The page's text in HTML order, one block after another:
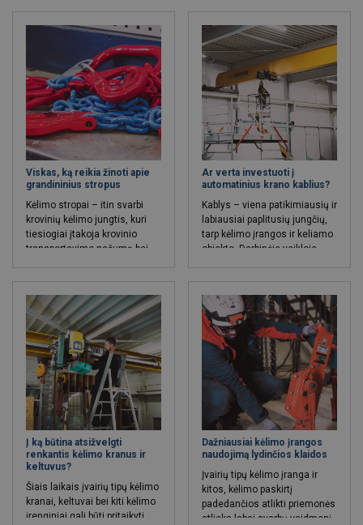
kitaip nei kito tipo kėlimo
įranga, išsiskiria itin paprasta
ir pakankamai nesudėtingai
montuojama konstrukcija.
griebtuvų.
Viskas, ką reikia žinoti apie
grandininius stropus
Kėlimo stropai – itin svarbi
krovinių kėlimo jungtis, kuri
tiesiogiai įtakoja krovinio
transportavimo našumą bei
naudojamų kėlimo stropų tipų
– grandininis stropas.
Ar verta investuoti į
automatinius krano kablius?
Kablys – viena patikimiausių ir
labiausiai paplitusių jungčių,
tarp kėlimo įrangos ir keliamo
objekto. Darbinėje veikloje
technika, vienos ar kitos
rūšies kablius tikrai naudoja
visos pramonės sritys.
Į ką būtina atsižvelgti
renkantis kėlimo kranus ir
keltuvus?
Šiais laikais įvairių tipų kėlimo
kranai, keltuvai bei kiti kėlimo
įrenginiai gali būti pritaikyti
Dažniausiai kėlimo įrangos
naudojimą lydinčios klaidos
Įvairių tipų kėlimo įranga ir
kitos, kėlimo paskirtį
padedančios atlikti priemonės
atlieka labai svarbų vaidmenį